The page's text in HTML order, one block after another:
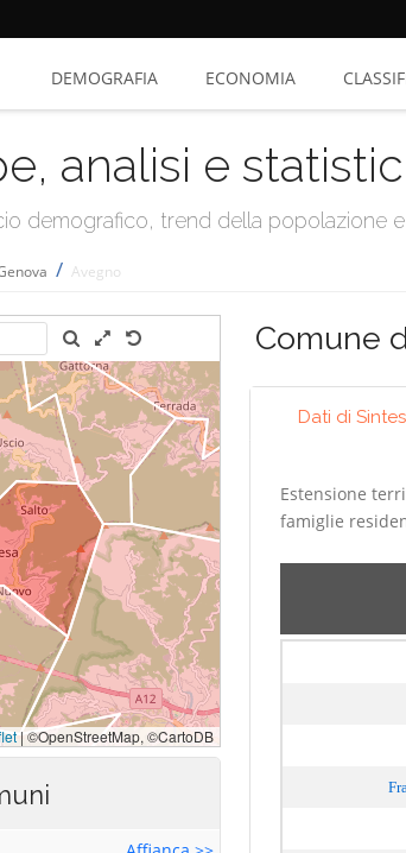
DEMOGRAFIA ECONOMIA
analisi e
demografico, trend della popolazione
/ Avegno
Comune
Dati di
Estensione
famiglie